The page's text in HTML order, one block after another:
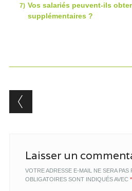
Vos salariés peuvent-ils
supplémentaires ?
Post navigation
Laisser un
VOTRE ADRESSE E-MAIL NE SERA PAS
OBLIGATOIRES SONT INDIQUÉS AVEC *